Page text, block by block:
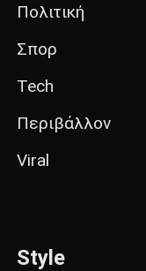
Πολιτική
Σπορ
Tech
Περιβάλλον
Viral
Style